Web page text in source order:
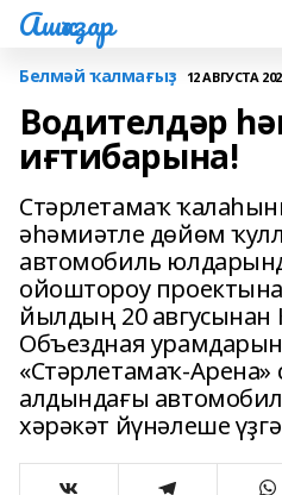
Ашҡаҙар
Белмәй ҡалмағыҙ 12 АВГУСТА
Водителдәр
иғтибарына!
Стәрлетамаҡ
әһәмиәтле дөйөм
автомобиль
ойоштороу
йылдың 20
Объездная
«Стәрлетамаҡ-
алдындағы
хәрәкәт йүнәлеше